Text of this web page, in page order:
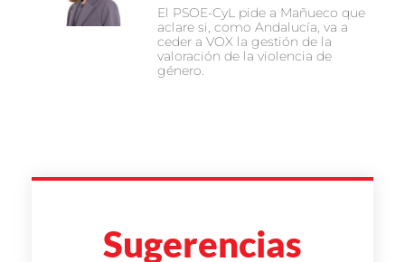
El PSOE-CyL pide a Mañueco que
aclare si, como Andalucía, va a
ceder a VOX la gestión de la
valoración de la violencia de
género.
Sugerencias